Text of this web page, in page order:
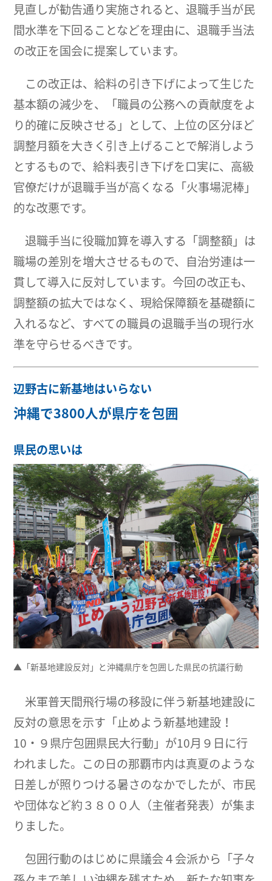
見直しが勧告通り実施されると、退職手当が民
間水準を下回ることなどを理由に、退職手当法
の改正を国会に提案しています。
この改正は、給料の引き下げによって生じた
基本額の減少を、「職員の公務への貢献度をよ
り的確に反映させる」として、上位の区分ほど
調整月額を大きく引き上げることで解消しよう
とするもので、給料表引き下げを口実に、高級
官僚だけが退職手当が高くなる「火事場泥棒」
的な改悪です。
退職手当に役職加算を導入する「調整額」は
職場の差別を増大させるもので、自治労連は一
貫して導入に反対しています。今回の改正も、
調整額の拡大ではなく、現給保障額を基礎額に
入れるなど、すべての職員の退職手当の現行水
準を守らせるべきです。
辺野古に新基地はいらない
沖縄で3800人が県庁を包囲
県民の思いは
▲「新基地建設反対」と沖縄県庁を包囲した県民の抗議行動
米軍普天間飛行場の移設に伴う新基地建設に
反対の意思を示す「止めよう新基地建設！
10・９県庁包囲県民大行動」が10月９日に行
われました。この日の那覇市内は真夏のような
日差しが照りつける暑さのなかでしたが、市民
や団体など約３８００人（主催者発表）が集ま
りました。
包囲行動のはじめに県議会４会派から「子々